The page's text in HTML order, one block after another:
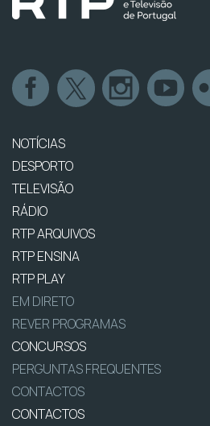
NOTÍCIAS
DESPORTO
TELEVISÃO
RÁDIO
RTP ARQUIVOS
RTP ENSINA
RTP PLAY
EM DIRETO
REVER PROGRAMAS
CONCURSOS
PERGUNTAS FREQUENTES
CONTACTOS
CONTACTOS